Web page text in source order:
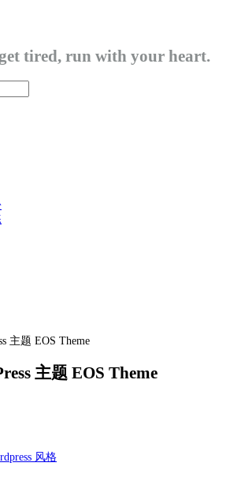
tired, run with your heart.
主题 EOS Theme
主题 EOS Theme
风格